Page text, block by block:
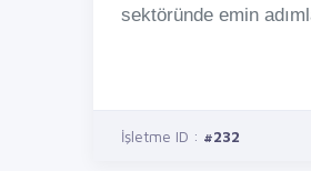
sektöründe emin
İşletme ID : #232